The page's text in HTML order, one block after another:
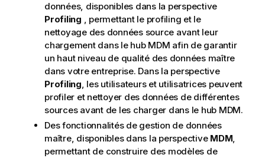
données, disponibles dans la perspective
Profiling , permettant le profiling et le
nettoyage des données source avant leur
chargement dans le hub MDM afin de garantir
un haut niveau de qualité des données maître
dans votre entreprise. Dans la perspective
Profiling, les utilisateurs et utilisatrices peuvent
profiler et nettoyer des données de différentes
sources avant de les charger dans le hub MDM.
Des fonctionnalités de gestion de données
maître, disponibles dans la perspective MDM,
permettant de construire des modèles de